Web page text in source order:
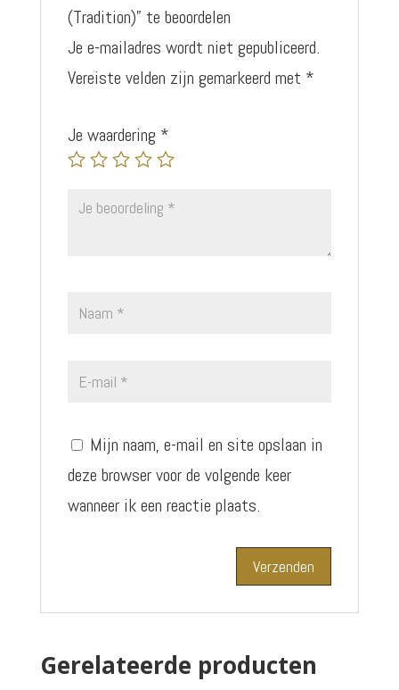
(Tradition)” te beoordelen
Je e-mailadres wordt niet gepubliceerd.
Vereiste velden zijn gemarkeerd met *
Je waardering *
Mijn naam, e-mail en site opslaan in
deze browser voor de volgende keer
wanneer ik een reactie plaats.
Gerelateerde producten